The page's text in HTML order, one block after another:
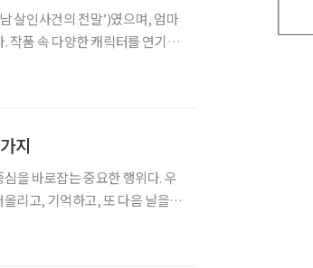
살인사건의 전말’)였으며, 엄마
작품 속 다양한 캐릭터를 연기했
지
을 바로잡는 중요한 행위다. 우
올리고, 기억하고, 또 다음 날을